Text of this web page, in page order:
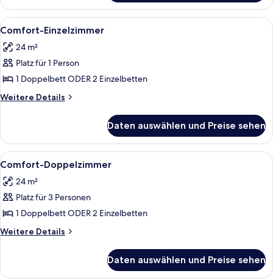
Einzelzimmer
Alle
Fotos
für
Comfort-
Einzelzimmer
anzeigen
Ein modernes Hotelzimmer mit Bett,
7
Comfort-Einzelzimmer
24 m²
Platz für 1 Person
1 Doppelbett ODER 2 Einzelbetten
Weitere Details
Weitere
Einzelzimmer
Daten auswählen und Preise sehen
Alle
Fotos
für
Comfort-
Doppelzimmer
anzeigen
Ein modernes Hotelzimmer mit Bett,
6
Comfort-Doppelzimmer
24 m²
Platz für 3 Personen
1 Doppelbett ODER 2 Einzelbetten
Weitere Details
Weitere
Doppelzimmer
Daten auswählen und Preise sehen